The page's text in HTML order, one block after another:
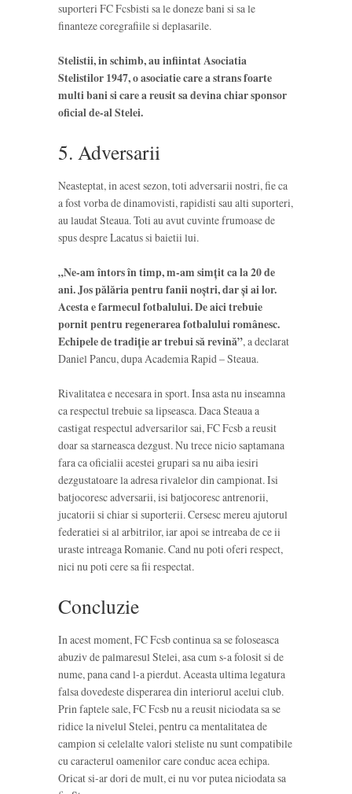
suporteri FC Fcsbisti sa le doneze bani si sa le
finanteze coregrafiile si deplasarile.
Stelistii, in schimb, au infiintat Asociatia
Stelistilor 1947, o asociatie care a strans foarte
multi bani si care a reusit sa devina chiar sponsor
oficial de-al Stelei.
5. Adversarii
Neasteptat, in acest sezon, toti adversarii nostri, fie ca
a fost vorba de dinamovisti, rapidisti sau alti suporteri,
au laudat Steaua. Toti au avut cuvinte frumoase de
spus despre Lacatus si baietii lui.
„Ne-am întors în timp, m-am simţit ca la 20 de
ani. Jos pălăria pentru fanii noştri, dar şi ai lor.
Acesta e farmecul fotbalului. De aici trebuie
pornit pentru regenerarea fotbalului românesc.
Echipele de tradiţie ar trebui să revină”, a declarat
Daniel Pancu, dupa Academia Rapid – Steaua.
Rivalitatea e necesara in sport. Insa asta nu inseamna
ca respectul trebuie sa lipseasca. Daca Steaua a
castigat respectul adversarilor sai, FC Fcsb a reusit
doar sa starneasca dezgust. Nu trece nicio saptamana
fara ca oficialii acestei grupari sa nu aiba iesiri
dezgustatoare la adresa rivalelor din campionat. Isi
batjocoresc adversarii, isi batjocoresc antrenorii,
jucatorii si chiar si suporterii. Cersesc mereu ajutorul
federatiei si al arbitrilor, iar apoi se intreaba de ce ii
uraste intreaga Romanie. Cand nu poti oferi respect,
nici nu poti cere sa fii respectat.
Concluzie
In acest moment, FC Fcsb continua sa se foloseasca
abuziv de palmaresul Stelei, asa cum s-a folosit si de
nume, pana cand l-a pierdut. Aceasta ultima legatura
falsa dovedeste disperarea din interiorul acelui club.
Prin faptele sale, FC Fcsb nu a reusit niciodata sa se
ridice la nivelul Stelei, pentru ca mentalitatea de
campion si celelalte valori steliste nu sunt compatibile
cu caracterul oamenilor care conduc acea echipa.
Oricat si-ar dori de mult, ei nu vor putea niciodata sa